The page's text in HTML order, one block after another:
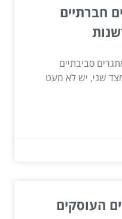
חברתיים
סביבתיים
שני, יש לא מעט
העוסקים